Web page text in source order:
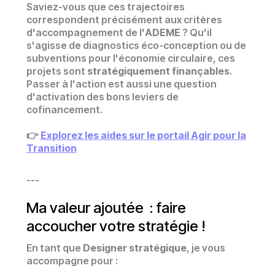
Saviez-vous que ces trajectoires
correspondent précisément aux critères
d'accompagnement de l'ADEME ? Qu'il
s'agisse de diagnostics éco-conception ou de
subventions pour l'économie circulaire, ces
projets sont stratégiquement finançables.
Passer à l'action est aussi une question
d'activation des bons leviers de
cofinancement.
👉 Explorez les aides sur le portail Agir pour la
Transition
---
Ma valeur ajoutée : faire
accoucher votre stratégie !
En tant que Designer stratégique, je vous
accompagne pour :